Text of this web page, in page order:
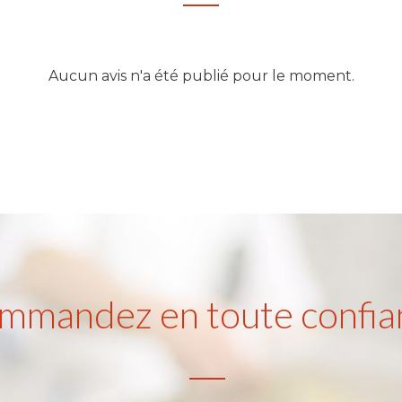
Aucun avis n'a été publié pour le moment.
en toute